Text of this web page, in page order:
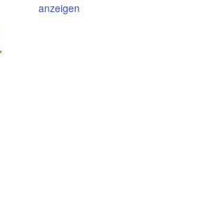
,
anzeigen